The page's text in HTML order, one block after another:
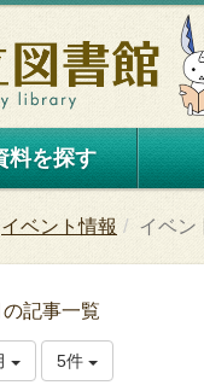
料を探す
イベント情報 イベン
記事一覧
5件